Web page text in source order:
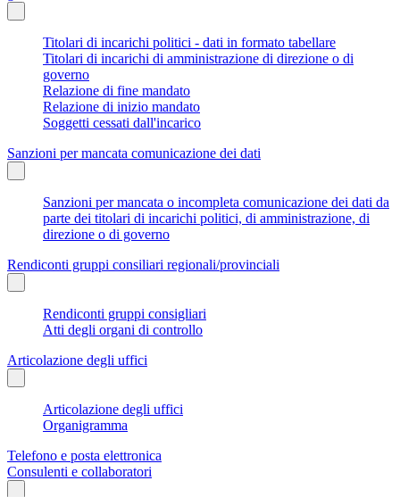
Titolari di incarichi politici - dati in formato tabellare
Titolari di incarichi di amministrazione di direzione o di
governo
Relazione di fine mandato
Relazione di inizio mandato
Soggetti cessati dall'incarico
Sanzioni per mancata comunicazione dei dati
Sanzioni per mancata o incompleta comunicazione dei dati da
parte dei titolari di incarichi politici, di amministrazione, di
direzione o di governo
Rendiconti gruppi consiliari regionali/provinciali
Rendiconti gruppi consigliari
Atti degli organi di controllo
Articolazione degli uffici
Articolazione degli uffici
Organigramma
Telefono e posta elettronica
Consulenti e collaboratori